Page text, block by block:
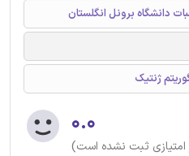
دانشگاه برونل انگلستان
ژنتیک
۰.۰
امتیازی ثبت نشده است)